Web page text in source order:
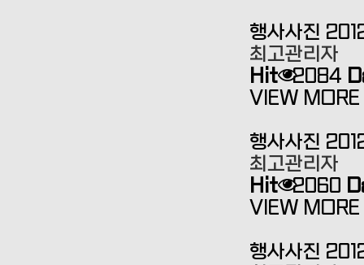
행사사진
최고관리자
Hit 2084
VIEW MORE
행사사진
최고관리자
Hit 2060
VIEW MORE
행사사진